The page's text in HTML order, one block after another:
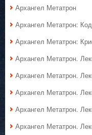
Архангел Метатрон
Архангел Метатрон:
Архангел Метатрон:
Архангел Метатрон.
Архангел Метатрон.
Архангел Метатрон.
Архангел Метатрон.
Архангел Метатрон.